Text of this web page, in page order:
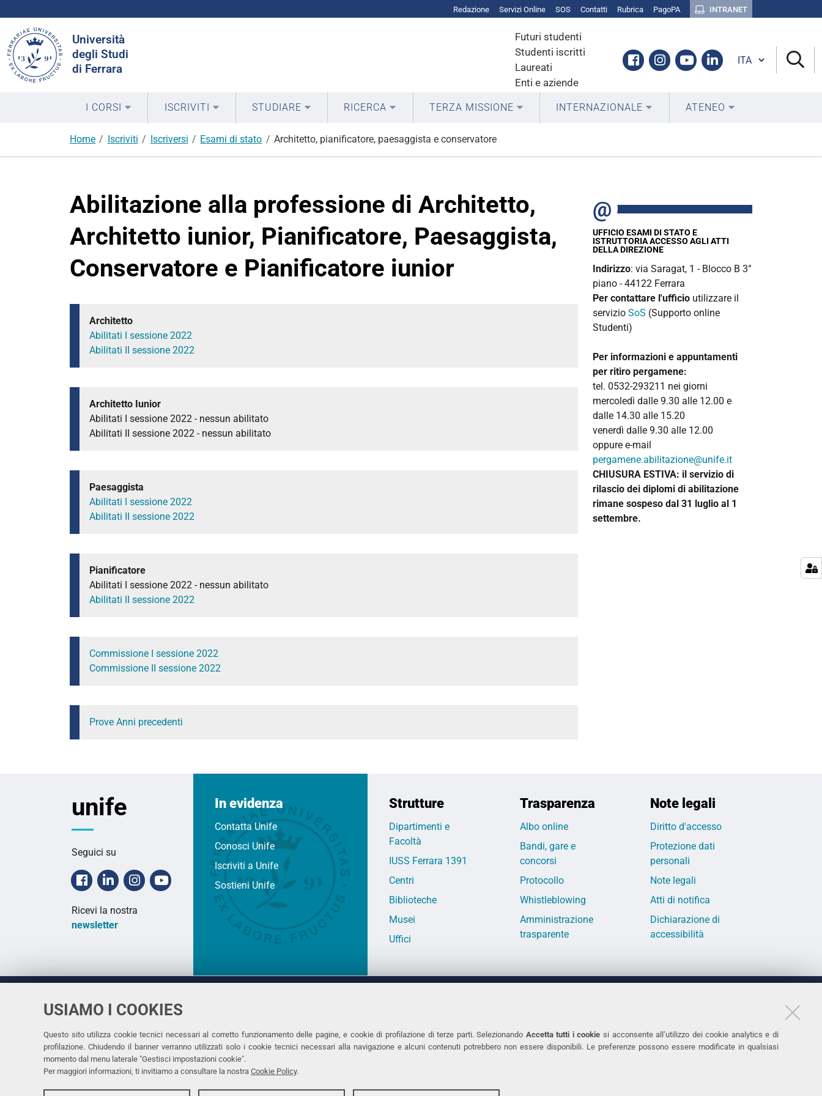
USIAMO I COOKIES
Questo sito utilizza cookie tecnici necessari al corretto funzionamento delle pagine, e cookie di profilazione di terze parti. Selezionando Accetta tutti i cookie si acconsente all’utilizzo dei cookie analytics e di
profilazione. Chiudendo il banner verranno utilizzati solo i cookie tecnici necessari alla navigazione e alcuni contenuti potrebbero non essere disponibili. Le preferenze possono essere modificate in qualsiasi
momento dal menu laterale "Gestisci impostazioni cookie".
Per maggiori informazioni, ti invitiamo a consultare la nostra Cookie Policy.
Redazione Servizi Online SOS Contatti Rubrica PagoPA INTRANET
Università
degli Studi
di Ferrara
Futuri studenti
Studenti iscritti
Laureati
Enti e aziende
Facebook
Instagram
YoutubeLinkedin
nel
sito
Cambia lingua
I CORSI ISCRIVITI STUDIARE RICERCA TERZA MISSIONE INTERNAZIONALE ATENEO
Home Iscriviti Iscriversi Esami di stato Architetto, pianificatore, paesaggista e conservatore
Abilitazione alla professione di Architetto,
Architetto iunior, Pianificatore, Paesaggista,
Conservatore e Pianificatore iunior
Architetto
Abilitati I sessione 2022
Abilitati II sessione 2022
Architetto Iunior
Abilitati I sessione 2022 - nessun abilitato
Abilitati II sessione 2022 - nessun abilitato
Paesaggista
Abilitati I sessione 2022
Abilitati II sessione 2022
Pianificatore
Abilitati I sessione 2022 - nessun abilitato
Abilitati II sessione 2022
Commissione I sessione 2022
Commissione II sessione 2022
Prove Anni precedenti
UFFICIO ESAMI DI STATO E
ISTRUTTORIA ACCESSO AGLI ATTI
DELLA DIREZIONE
Indirizzo: via Saragat, 1 - Blocco B 3°
piano - 44122 Ferrara
Per contattare l'ufficio utilizzare il
servizio SoS (Supporto online
Studenti)
Per informazioni e appuntamenti
per ritiro pergamene:
tel. 0532-293211 nei giorni
mercoledì dalle 9.30 alle 12.00 e
dalle 14.30 alle 15.20
venerdì dalle 9.30 alle 12.00
oppure e-mail
pergamene.abilitazione@unife.it
CHIUSURA ESTIVA: il servizio di
rilascio dei diplomi di abilitazione
rimane sospeso dal 31 luglio al 1
settembre.
unife
Seguici su
Facebook
LinkedinInstagramYoutube
Ricevi la nostra
newsletter
In evidenza
Contatta Unife
Conosci Unife
Iscriviti a Unife
Sostieni Unife
Strutture
Dipartimenti e
Facoltà
IUSS Ferrara 1391
Centri
Biblioteche
Musei
Uffici
Trasparenza
Albo online
Bandi, gare e
concorsi
Protocollo
Whistleblowing
Amministrazione
trasparente
Note legali
Diritto d'accesso
Protezione dati
personali
Note legali
Atti di notifica
Dichiarazione di
accessibilità
Università
di Ferrara
Rettrice: Prof.ssa Laura Ramaciotti
via Ludovico Ariosto, 35 - 44121 Ferrara
C.F. 80007370382 - P.IVA 00434690384
Tel. +39 0532 293111
Fax. +39 0532 293031
Accessibilità
Protezione dati personali